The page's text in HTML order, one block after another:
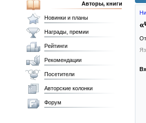
Авторы, книги
Новинки и планы
Награды, премии
Рейтинги
Рекомендации
Посетители
Авторские колонки
Форум